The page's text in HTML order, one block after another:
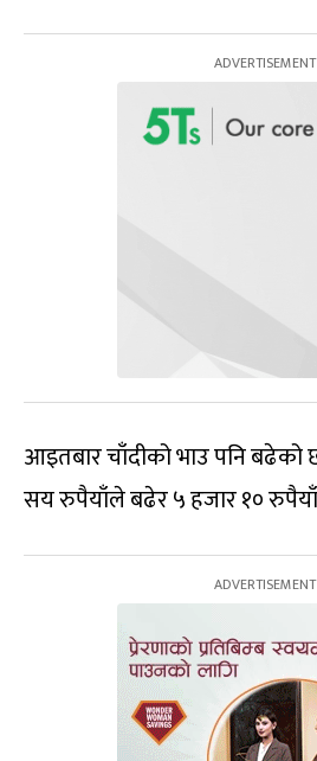
आइतबार चाँदीको भाउ पनि बढेको छ
सय रुपैयाँले बढेर ५ हजार १० रुपैयाँ